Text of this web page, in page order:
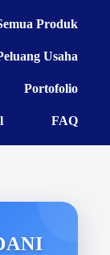
Produk
Usaha
Portofolio
FAQ